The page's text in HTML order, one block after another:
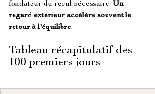
fondateur du recul nécessaire. Un
regard extérieur accélère souvent le
retour à l'équilibre.
Tableau récapitulatif des
100 premiers jours